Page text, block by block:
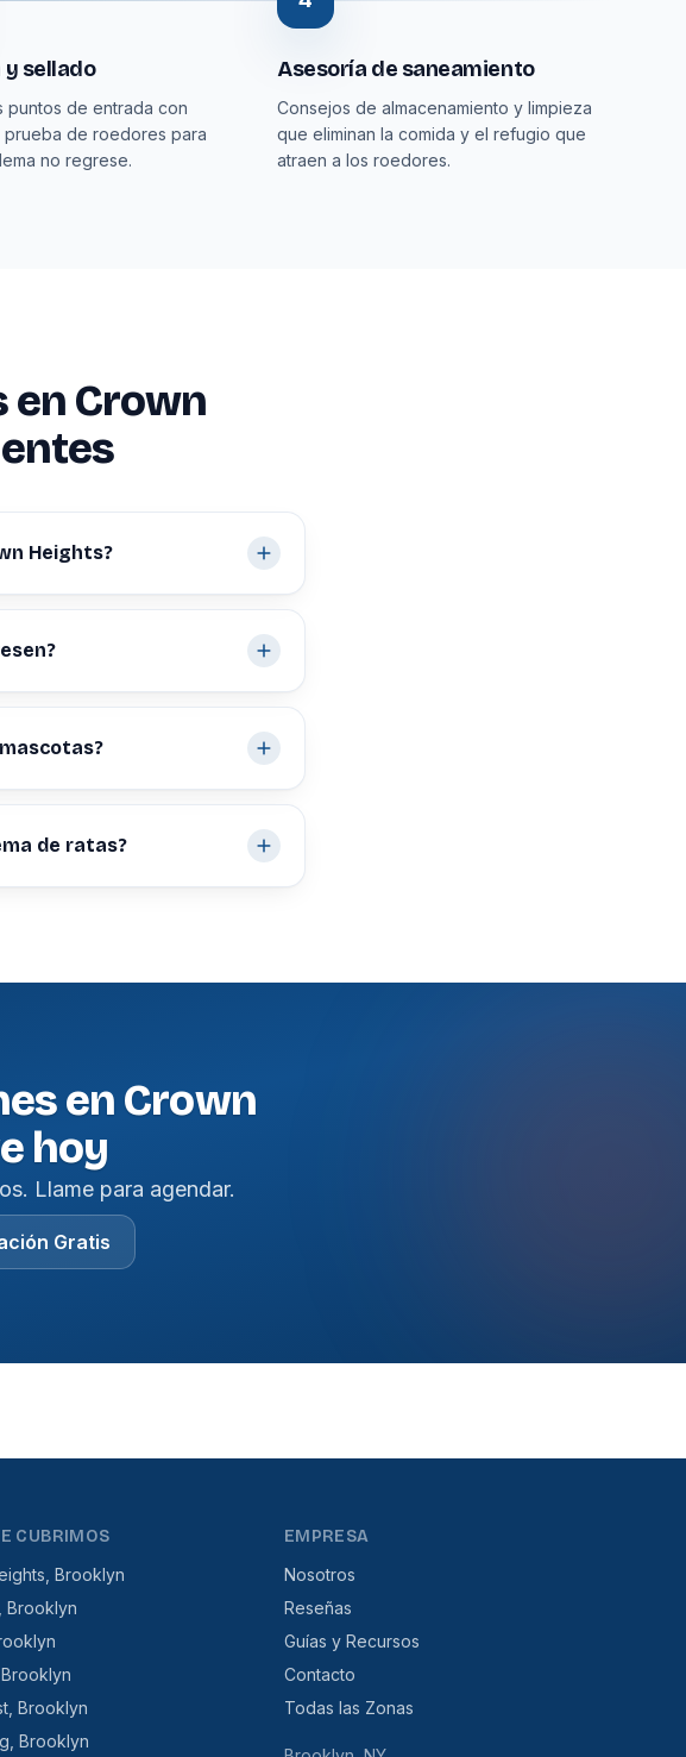
y sellado
puntos de entrada con
prueba de roedores para
no regrese.
Asesoría de saneamiento
Consejos de almacenamiento y limpieza
que eliminan la comida y el refugio que
atraen a los roedores.
en Crown
Heights?
de ratas?
en Crown
hoy
Llame para agendar.
Gratis
CUBRIMOS
Brooklyn
Brooklyn
Brooklyn
Brooklyn
EMPRESA
Nosotros
Reseñas
Guías y Recursos
Contacto
Todas las Zonas